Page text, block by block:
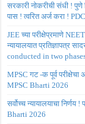
सरकारी नोकरीची संधी ! पुणे
पास ! त्वरित अर्ज करा !
JEE च्या परीक्षेप्रमाणे
न्यायालयात प्रतिज्ञापत्र
conducted in two
MPSC गट -क पूर्व
MPSC Bharti 2026
सर्वोच्च न्यायालयाचा
Bharti 2026